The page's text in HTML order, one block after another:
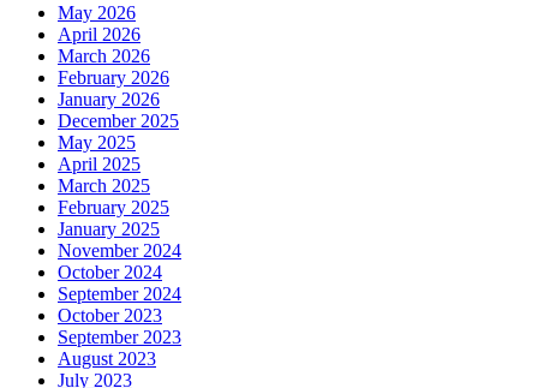
May 2026
April 2026
March 2026
February 2026
January 2026
December 2025
May 2025
April 2025
March 2025
February 2025
January 2025
November 2024
October 2024
September 2024
October 2023
September 2023
August 2023
July 2023